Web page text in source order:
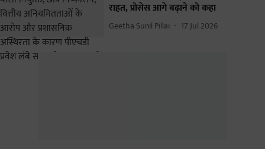
राहत, प्रोसेस आगे बढ़ाने को कहा
Geetha Sunil Pillai 17 Jul 2026